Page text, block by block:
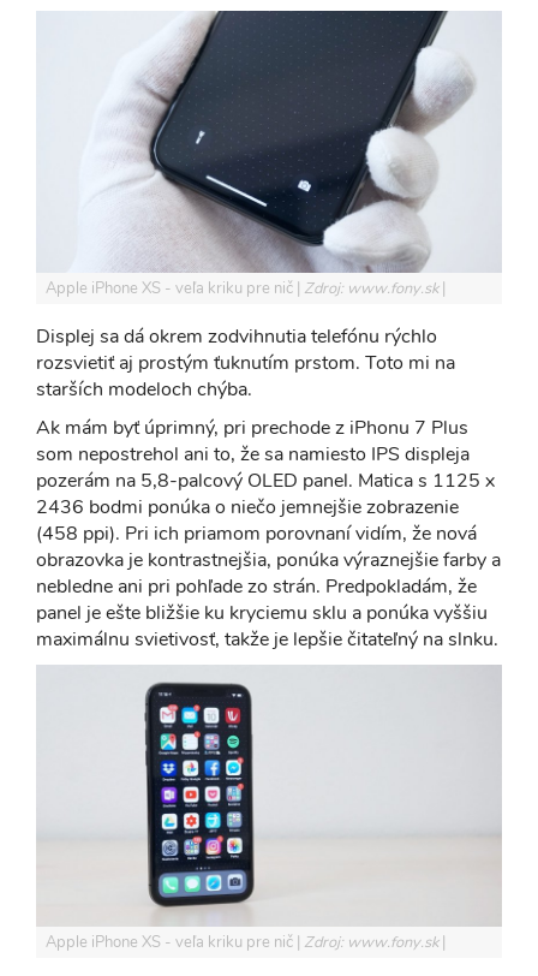
Apple iPhone XS - veľa kriku pre nič Zdroj: www.fony.sk
Displej sa dá okrem zodvihnutia telefónu rýchlo
rozsvietiť aj prostým ťuknutím prstom. Toto mi na
starších modeloch chýba.
Ak mám byť úprimný, pri prechode z iPhonu 7 Plus
som nepostrehol ani to, že sa namiesto IPS displeja
pozerám na 5,8-palcový OLED panel. Matica s 1125 x
2436 bodmi ponúka o niečo jemnejšie zobrazenie
(458 ppi). Pri ich priamom porovnaní vidím, že nová
obrazovka je kontrastnejšia, ponúka výraznejšie farby a
nebledne ani pri pohľade zo strán. Predpokladám, že
panel je ešte bližšie ku kryciemu sklu a ponúka vyššiu
maximálnu svietivosť, takže je lepšie čitateľný na slnku.
Apple iPhone XS - veľa kriku pre nič Zdroj: www.fony.sk